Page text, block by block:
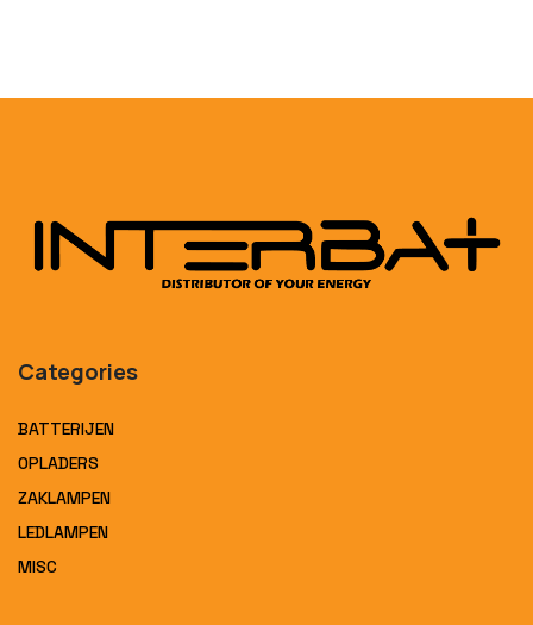
Categories
BATTERIJEN
OPLADERS
ZAKLAMPEN
LEDLAMPEN
MISC